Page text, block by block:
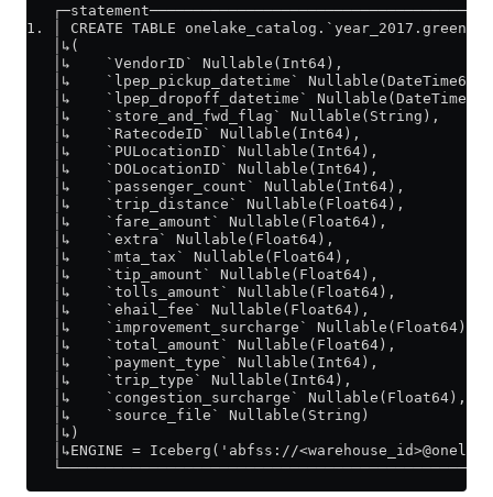
1. │ CREATE TABLE
│↳(
│↳    `VendorID` Nullable(Int64),
│↳    `lpep_pickup_datetime`
│↳    `lpep_dropoff_datetime`
│↳    `store_and_fwd_flag` Nullable(String),
│↳    `RatecodeID` Nullable(Int64),
│↳    `PULocationID` Nullable(Int64),
│↳    `DOLocationID` Nullable(Int64),
│↳    `passenger_count` Nullable(Int64),
│↳    `trip_distance` Nullable(Float64),
│↳    `fare_amount` Nullable(Float64),
│↳    `extra` Nullable(Float64),
│↳    `mta_tax` Nullable(Float64),
│↳    `tip_amount` Nullable(Float64),
│↳    `tolls_amount` Nullable(Float64),
│↳    `ehail_fee` Nullable(Float64),
│↳    `improvement_surcharge` Nullable(Float64),
│↳    `total_amount` Nullable(Float64),
│↳    `payment_type` Nullable(Int64),
│↳    `trip_type` Nullable(Int64),
│↳    `congestion_surcharge` Nullable(Float64),
│↳    `source_file` Nullable(String)
│↳)
│↳ENGINE = Iceberg('abfss://